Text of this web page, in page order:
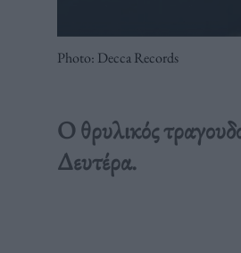
Photo: Decca Records
Ο θρυλικός
Δευτέρα.